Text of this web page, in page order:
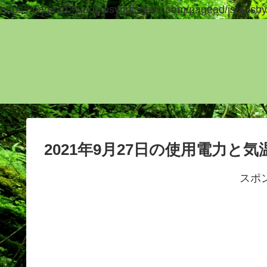
https://pagead2.googlesyndication.com/pagead/js/
2021年9月27日の使用電力と気
スポ